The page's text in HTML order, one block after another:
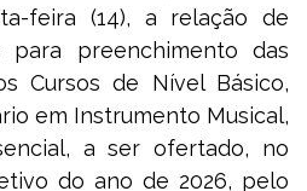
feira (14), a relação de
para preenchimento das
Cursos de Nível Básico,
em Instrumento Musical,
a ser ofertado, no
do ano de 2026, pelo